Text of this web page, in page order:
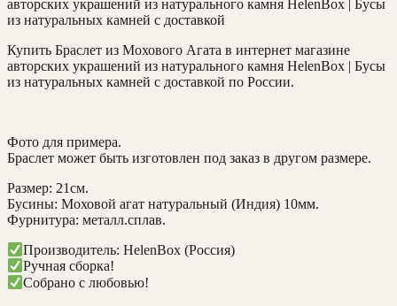
Купить Браслет из Мохового Агата в интернет магазине
авторских украшений из натурального камня HelenBox | Бусы
из натуральных камней с доставкой по России.
Фото для примера.
Браслет может быть изготовлен под заказ в другом размере.
Размер: 21см.
Бусины: Моховой агат натуральный (Индия) 10мм.
Фурнитура: металл.сплав.
Производитель: HelenBox (Россия)
Ручная сборка!
Собрано с любовью!